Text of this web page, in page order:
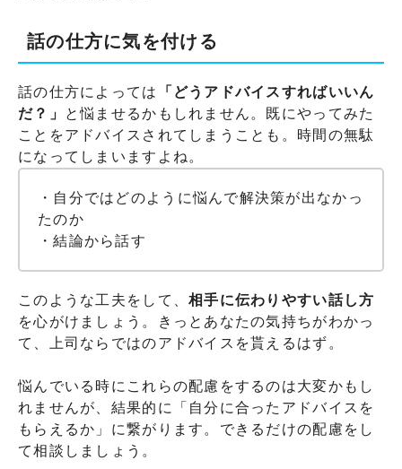
話の仕方に気を付ける
話の仕方によっては
「どうアドバイスすればいいん
だ？」
と悩ませるかもしれません。既にやってみた
ことをアドバイスされてしまうことも。時間の無駄
になってしまいますよね。
・自分ではどのように悩んで解決策が出なかっ
たのか
・結論から話す
このような工夫をして、相手に伝わりやすい話し方
を心がけましょう。きっとあなたの気持ちがわかっ
て、上司ならではのアドバイスを貰えるはず。
悩んでいる時にこれらの配慮をするのは大変かもし
れませんが、結果的に「自分に合ったアドバイスを
もらえるか」に繋がります。できるだけの配慮をし
て相談しましょう。